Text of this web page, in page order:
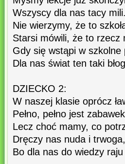
Wszyscy dla nas tacy mili.
Nie wierzymy, że to
Starsi mówili, że to rzecz
Gdy się wstąpi w szkolne
Dla nas świat ten taki
DZIECKO 2:
W naszej klasie oprócz
Pełno, pełno jest
Lecz choć mamy, co
Dręczy nas nuda i trwoga,
Bo dla nas do wiedzy